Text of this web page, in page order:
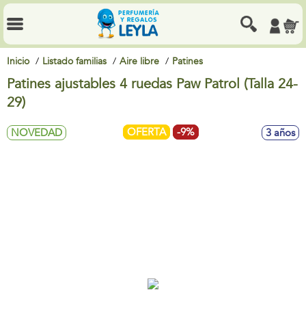
Inicio Listado familias Aire libre Patines
Patines ajustables 4 ruedas Paw Patrol (Talla 24-
29)
NOVEDAD OFERTA -9% 3 años